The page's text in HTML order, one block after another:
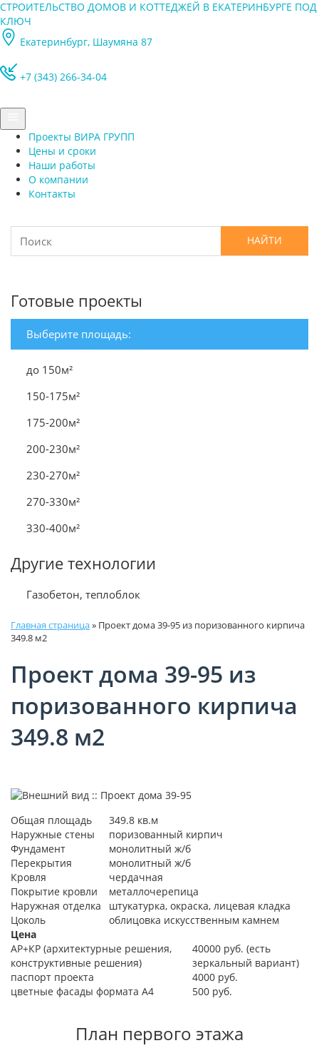
СТРОИТЕЛЬСТВО ДОМОВ И КОТТЕДЖЕЙ В ЕКАТЕРИНБУРГЕ ПОД
КЛЮЧ
Екатеринбург, Шаумяна 87
+7 (343) 266-34-04
Проекты ВИРА ГРУПП
Цены и сроки
Наши работы
О компании
Контакты
Готовые проекты
Выберите площадь:
до 150м²
150-175м²
175-200м²
200-230м²
230-270м²
270-330м²
330-400м²
Другие технологии
Газобетон, теплоблок
Главная страница» Проект дома 39-95 из поризованного кирпича
349.8 м2
Проект дома 39-95 из
поризованного кирпича
349.8 м2
Общая площадь
349.8 кв.м
Наружные стены
поризованный кирпич
Фундамент
монолитный ж/б
Перекрытия
монолитный ж/б
Кровля
чердачная
Покрытие кровли
металлочерепица
Наружная отделка
штукатурка, окраска, лицевая кладка
Цоколь
облицовка искусственным камнем
Цена
АР+КР (архитектурные решения,
конструктивные решения)
40000 руб. (есть
зеркальный вариант)
паспорт проекта
4000 руб.
цветные фасады формата А4
500 руб.
План первого этажа